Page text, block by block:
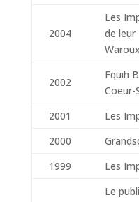
2004
Les
de leur
Waroux
2002
Fquih
Coeur-
2001
Les
2000
1999
Les
Le